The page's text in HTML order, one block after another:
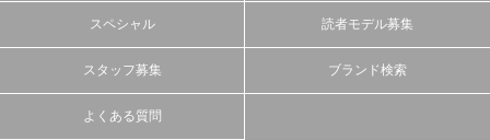
スペシャル 読者モデル募集
スタッフ募集 ブランド検索
よくある質問